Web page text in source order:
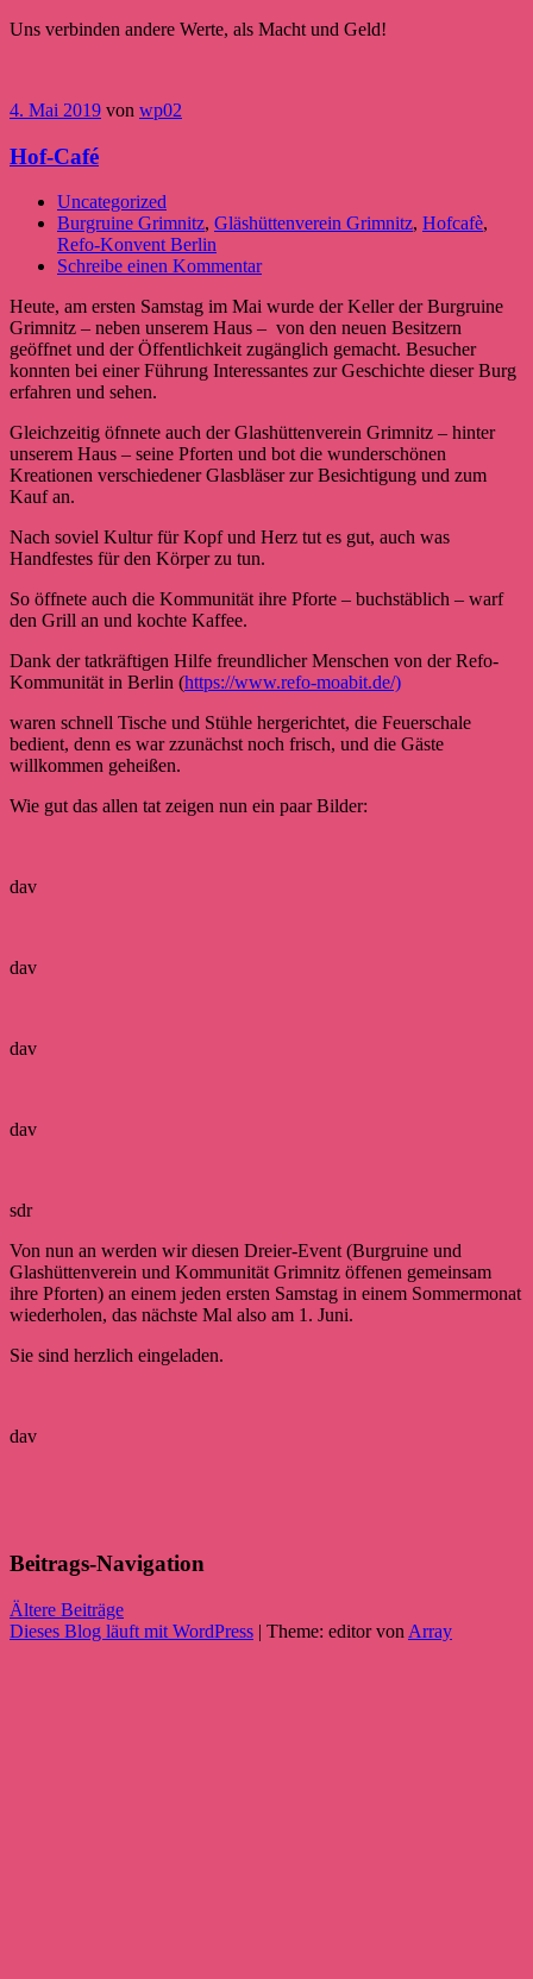
Uns verbinden andere Werte, als Macht und Geld!
4. Mai 2019 von wp02
Hof-Café
Uncategorized
Burgruine Grimnitz, Gläshüttenverein Grimnitz, Hofcafè,
Refo-Konvent Berlin
Schreibe einen Kommentar
Heute, am ersten Samstag im Mai wurde der Keller der Burgruine
Grimnitz – neben unserem Haus – von den neuen Besitzern
geöffnet und der Öffentlichkeit zugänglich gemacht. Besucher
konnten bei einer Führung Interessantes zur Geschichte dieser Burg
erfahren und sehen.
Gleichzeitig öfnnete auch der Glashüttenverein Grimnitz – hinter
unserem Haus – seine Pforten und bot die wunderschönen
Kreationen verschiedener Glasbläser zur Besichtigung und zum
Kauf an.
Nach soviel Kultur für Kopf und Herz tut es gut, auch was
Handfestes für den Körper zu tun.
So öffnete auch die Kommunität ihre Pforte – buchstäblich – warf
den Grill an und kochte Kaffee.
Dank der tatkräftigen Hilfe freundlicher Menschen von der Refo-
Kommunität in Berlin (https://www.refo-moabit.de/)
waren schnell Tische und Stühle hergerichtet, die Feuerschale
bedient, denn es war zzunächst noch frisch, und die Gäste
willkommen geheißen.
Wie gut das allen tat zeigen nun ein paar Bilder:
dav
dav
dav
dav
sdr
Von nun an werden wir diesen Dreier-Event (Burgruine und
Glashüttenverein und Kommunität Grimnitz öffenen gemeinsam
ihre Pforten) an einem jeden ersten Samstag in einem Sommermonat
wiederholen, das nächste Mal also am 1. Juni.
Sie sind herzlich eingeladen.
dav
Beitrags-Navigation
Ältere Beiträge
Dieses Blog läuft mit WordPress | Theme: editor von Array